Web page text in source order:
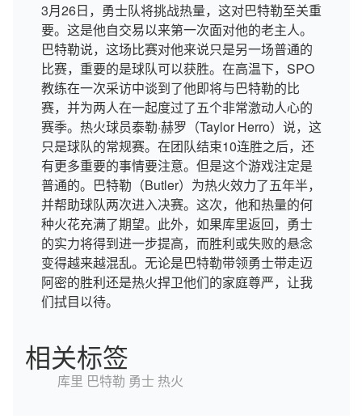
3月26日，勇士队将挑战热量，这对巴特勒至关重
要。这是他自交易以来第一次面对他的老主人。
巴特勒说，这场比赛对他来说只是另一场普通的
比赛，重要的是球队可以获胜。在高温下，SPO
教练在一次采访中谈到了他即将与巴特勒的比
赛，并为两人在一起度过了五个非常激动人心的
赛季。热火球员泰勒·赫罗（Taylor Herro）说，这
只是球队的常规赛。在团队结束10连胜之后，还
有更多重要的事情要注意。但是这个游戏注定是
普通的。巴特勒（Butler）为热火效力了五年半，
并帮助球队两次进入决赛。这次，他和热量的何
种火花充满了期望。此外，如果库里返回，勇士
的实力将得到进一步提高，而胜利或失败的悬念
变得越来越混乱。无论是巴特勒带领勇士带走迈
阿密的胜利还是热火捍卫他们的家庭尊严，让我
们拭目以待。
相关标签
库里 巴特勒 勇士 热火